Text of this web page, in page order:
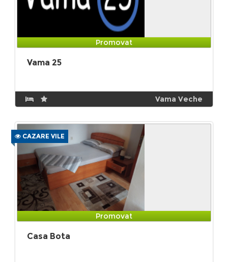
Promovat
Vama 25
Vama Veche
CAZARE VILE
Promovat
Casa Bota